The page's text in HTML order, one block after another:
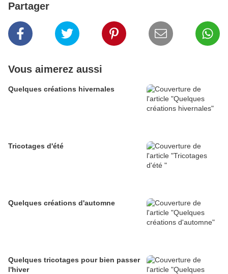
Partager
Vous aimerez aussi
Quelques créations hivernales
Tricotages d'été
Quelques créations d'automne
Quelques tricotages pour bien passer
l'hiver